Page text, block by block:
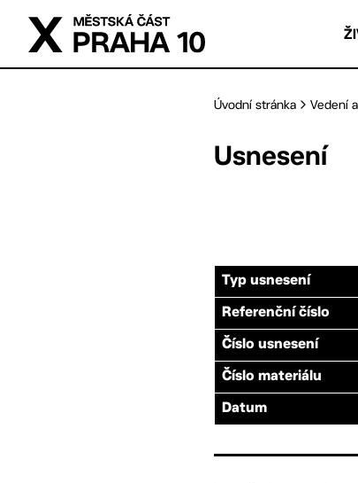
Přejít na hlavní obsah
Úvodní stránka Vedení
Usnesení
Typ usnesení
Referenční číslo
Číslo usnesení
Číslo materiálu
Datum